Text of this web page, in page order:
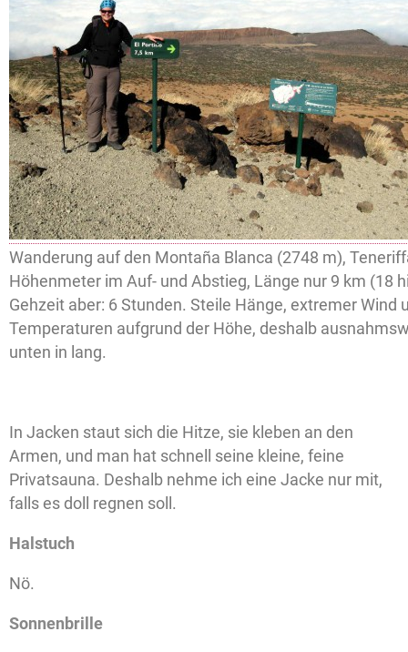
Wanderung auf den Montaña Blanca (2748 m),
Höhenmeter im Auf- und Abstieg, Länge nur 9 km (18
Gehzeit aber: 6 Stunden. Steile Hänge, extremer Wind
Temperaturen aufgrund der Höhe, deshalb
unten in lang.
In Jacken staut sich die Hitze, sie kleben an den
Armen, und man hat schnell seine kleine, feine
Privatsauna. Deshalb nehme ich eine Jacke nur mit,
falls es doll regnen soll.
Halstuch
Nö.
Sonnenbrille